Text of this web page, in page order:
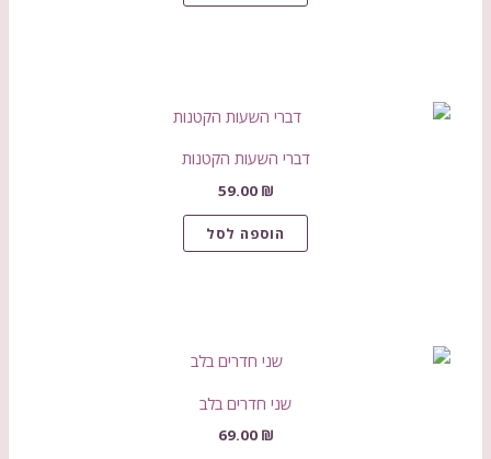
דברי השעות הקטנות
59.00 ₪
הוספה לסל
שני חדרים בלב
69.00 ₪